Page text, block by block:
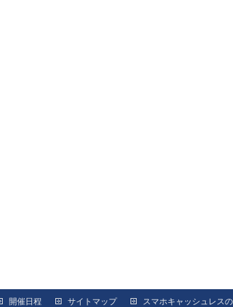
開催日程 サイトマップ スマホキャッシュレス